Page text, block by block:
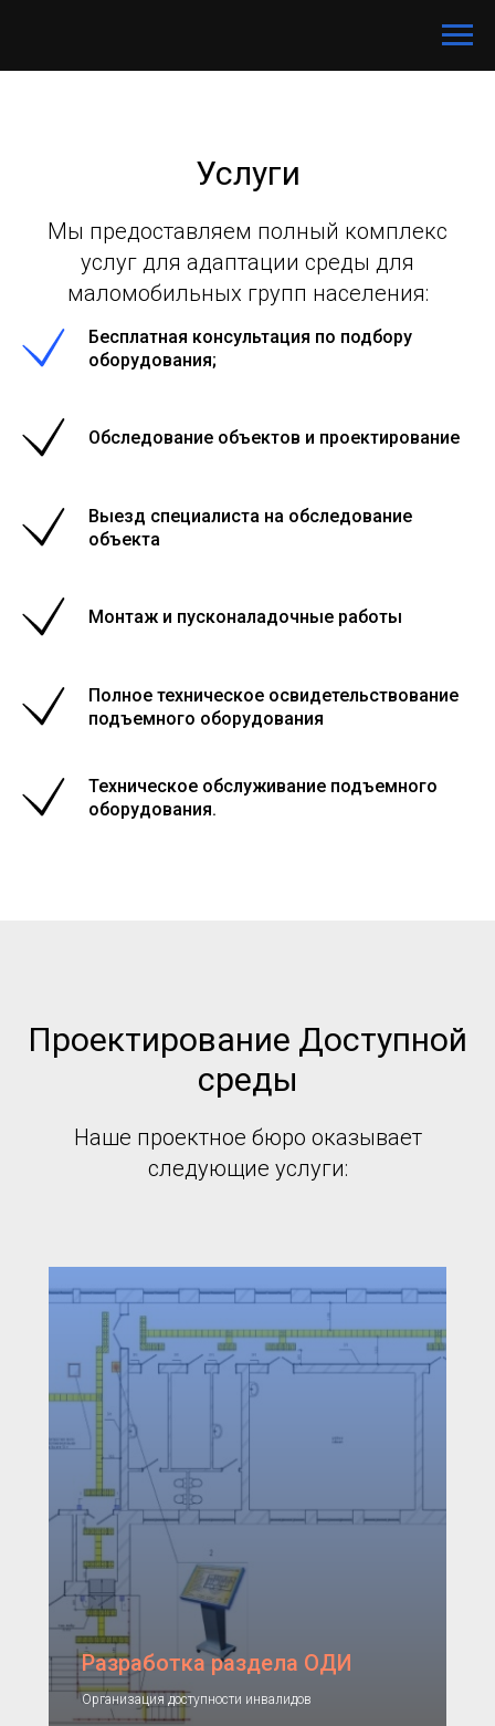
Услуги
Мы предоставляем полный комплекс
услуг для адаптации среды для
маломобильных групп населения:
Бесплатная консультация по подбору
оборудования;
Обследование объектов и проектирование
Выезд специалиста на обследование
объекта
Монтаж и пусконаладочные работы
Полное техническое освидетельствование
подъемного оборудования
Техническое обслуживание подъемного
оборудования.
Проектирование Доступной
среды
Наше проектное бюро оказывает
следующие услуги:
Разработка раздела ОДИ
Организация доступности инвалидов